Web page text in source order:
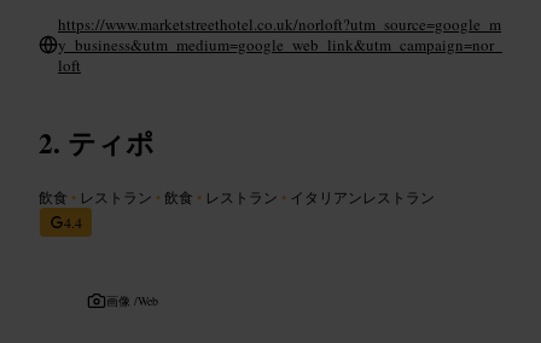
https://www.marketstreethotel.co.uk/norloft?utm_source=google_m
y_business&utm_medium=google_web_link&utm_campaign=nor_
loft
ティポ
飲食 • レストラン • 飲食 • レストラン • イタリアンレストラン
4.4
画像 /Web